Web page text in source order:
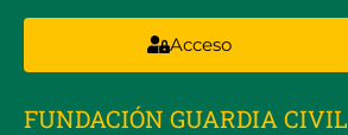
Acceso
FUNDACIÓN GUARDIA CIVIL